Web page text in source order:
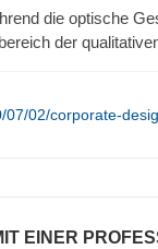
die optische
der
02/corporate-
EINER